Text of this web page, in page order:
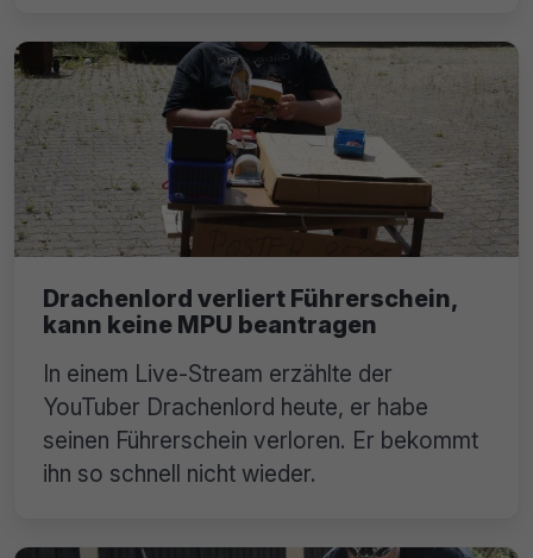
Drachenlord verliert Führerschein,
kann keine MPU beantragen
In einem Live-Stream erzählte der
YouTuber Drachenlord heute, er habe
seinen Führerschein verloren. Er bekommt
ihn so schnell nicht wieder.